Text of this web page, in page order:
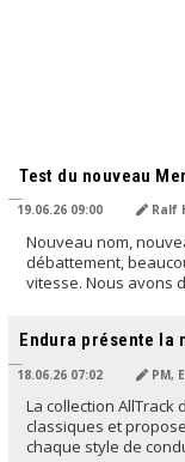
Test du nouveau
19.06.26 09:00 Ralf
Nouveau nom,
débattement,
vitesse. Nous avons
Endura présente
18.06.26 07:02 PM,
La collection
classiques et
chaque style de